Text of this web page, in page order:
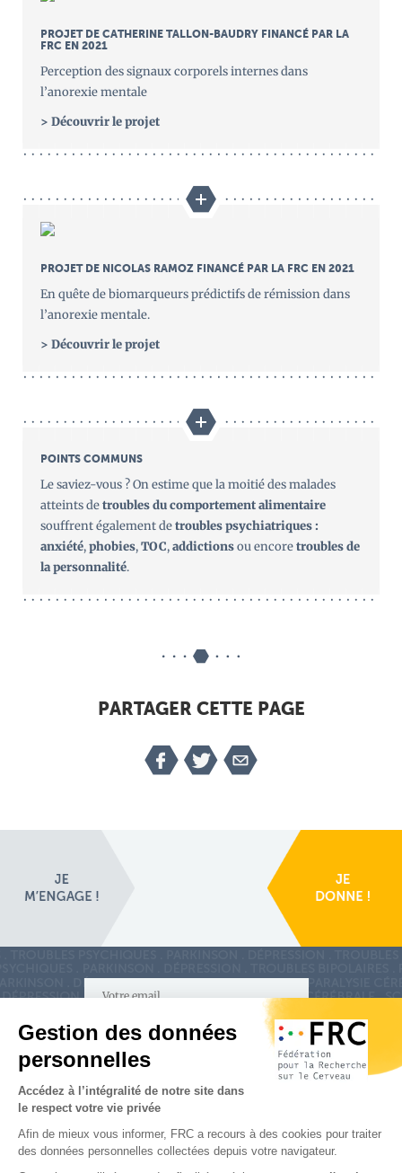
PROJET DE CATHERINE TALLON-BAUDRY FINANCÉ PAR LA
FRC EN 2021
Perception des signaux corporels internes dans
l’anorexie mentale
> Découvrir le projet
PROJET DE NICOLAS RAMOZ FINANCÉ PAR LA FRC EN 2021
En quête de biomarqueurs prédictifs de rémission dans
l’anorexie mentale.
> Découvrir le projet
POINTS COMMUNS
Le saviez-vous ? On estime que la moitié des malades
atteints detroubles du comportement alimentaire
souffrent également detroubles psychiatriques :
anxiété,phobies,TOC,addictionsou encoretroubles de
la personnalité.
PARTAGER CETTE PAGE
S'inscrire à la newsletter
les réseaux sociaux